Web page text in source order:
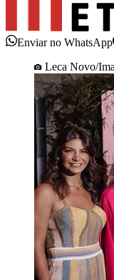
Enviar no WhatsApp
Leca Novo/